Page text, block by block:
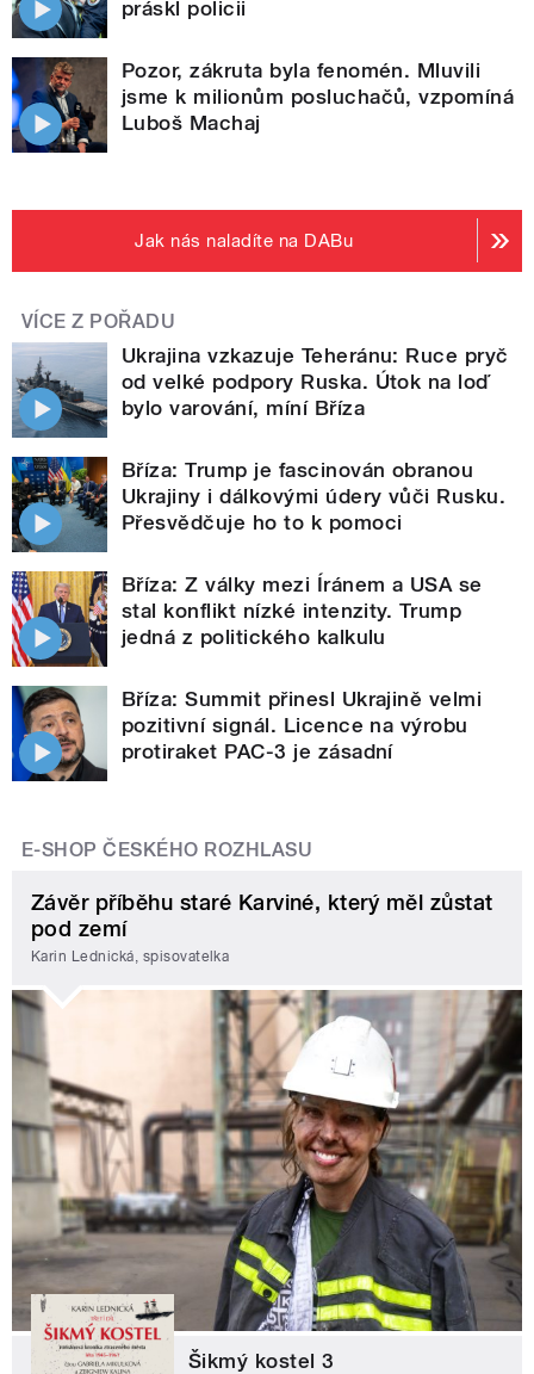
práskl policii
Pozor, zákruta byla fenomén. Mluvili
jsme k milionům posluchačů, vzpomíná
Luboš Machaj
Jak nás naladíte na DABu
VÍCE Z POŘADU
Ukrajina vzkazuje Teheránu: Ruce pryč
od velké podpory Ruska. Útok na loď
bylo varování, míní Bříza
Bříza: Trump je fascinován obranou
Ukrajiny i dálkovými údery vůči Rusku.
Přesvědčuje ho to k pomoci
Bříza: Z války mezi Íránem a USA se
stal konflikt nízké intenzity. Trump
jedná z politického kalkulu
Bříza: Summit přinesl Ukrajině velmi
pozitivní signál. Licence na výrobu
protiraket PAC-3 je zásadní
E-SHOP ČESKÉHO ROZHLASU
Závěr příběhu staré Karviné, který měl zůstat
pod zemí
Karin Lednická, spisovatelka
Šikmý kostel 3